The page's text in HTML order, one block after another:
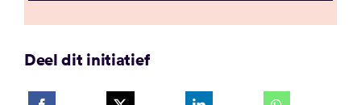
Deel dit initiatief